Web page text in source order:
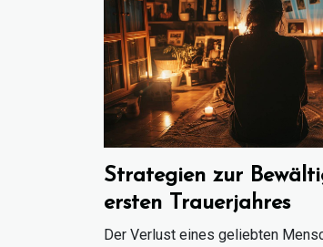
Strategien zur
ersten Trauerjahres
Der Verlust eines geliebten